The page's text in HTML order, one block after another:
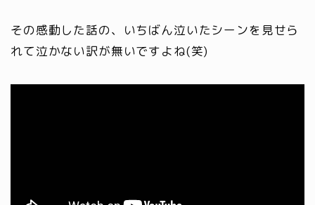
その感動した話の、いちばん泣いたシーンを見せら
れて泣かない訳が無いですよね(笑)